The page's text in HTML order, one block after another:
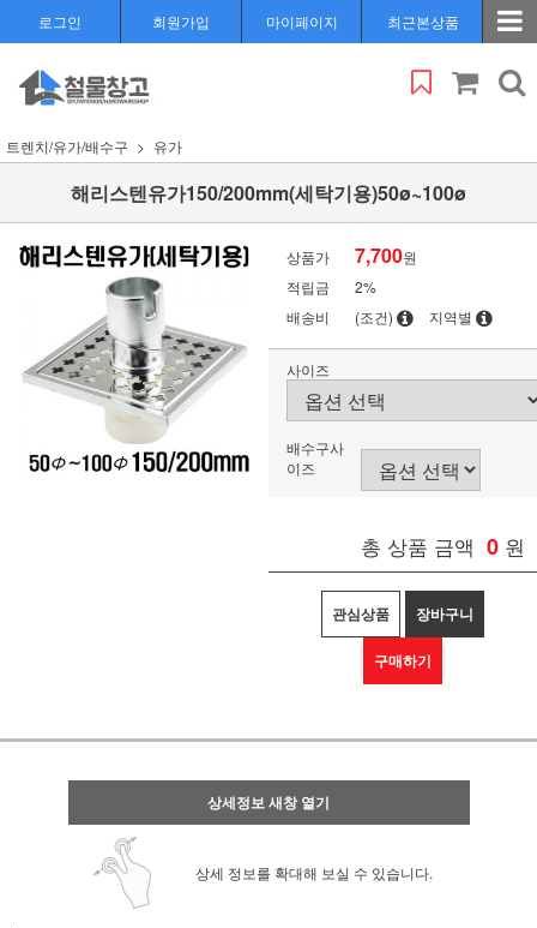
로그인 회원가입 마이페이지 최근본상품
트렌치/유가/배수구 유가
해리스텐유가150/200mm(세탁기용)50ø~100ø
상품가 7,700원
적립금
2%
배송비
(조건) 지역별
사이즈
배수구사
이즈
총 상품 금액 0 원
관심상품 장바구니
구매하기
상세정보 새창 열기
상세 정보를 확대해 보실 수 있습니다.